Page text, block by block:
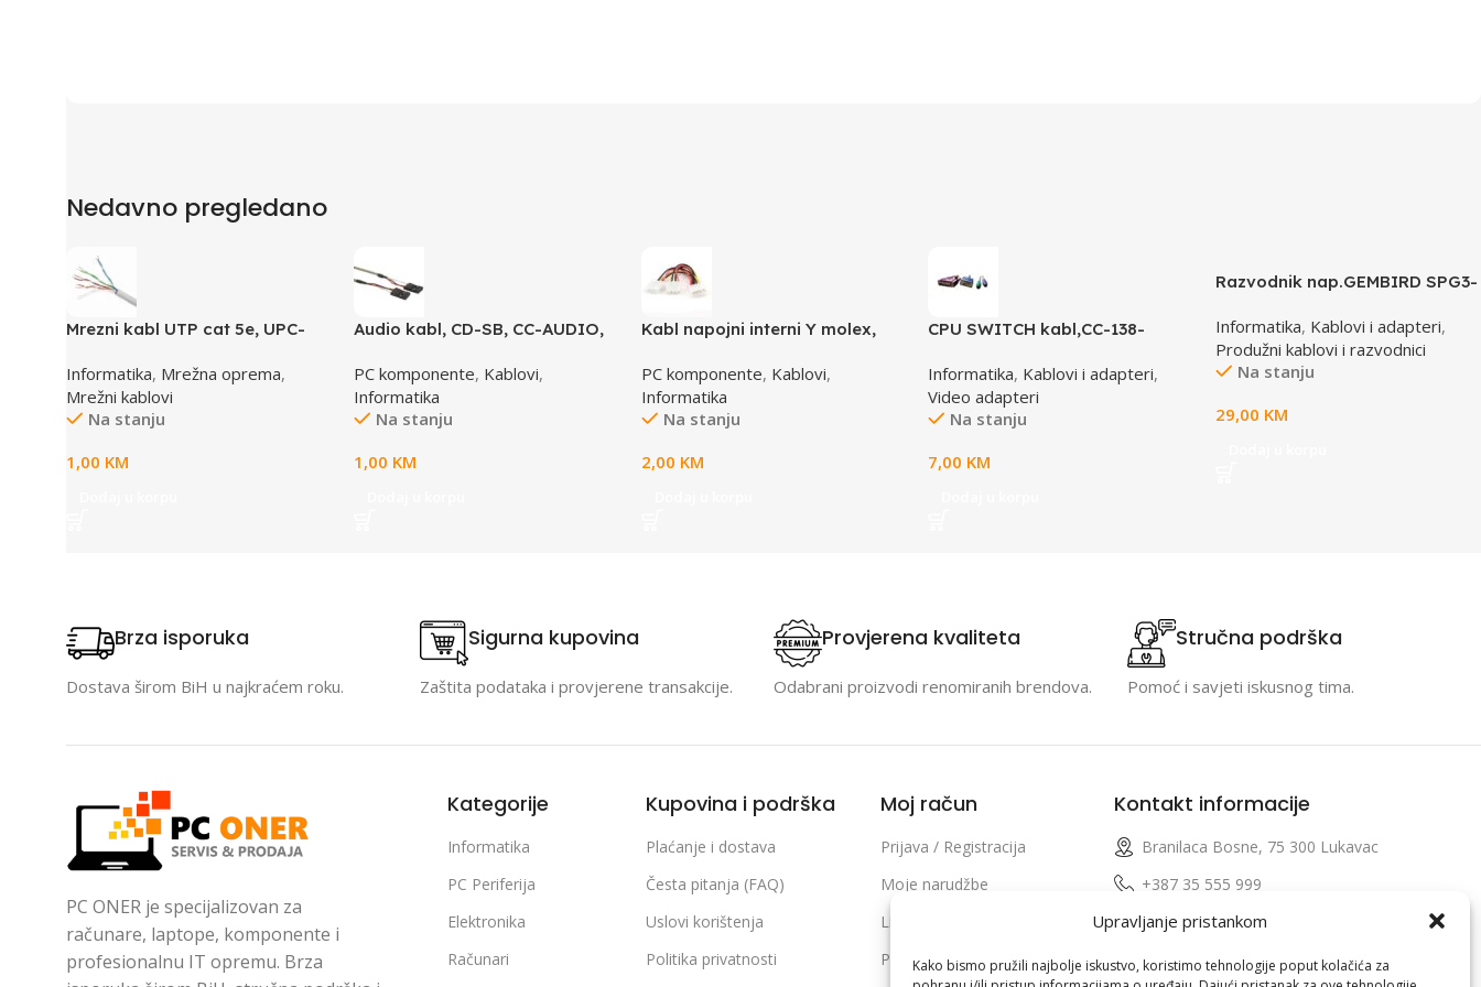
Upravljanje pristankom
Kako bismo pružili najbolje iskustvo, koristimo tehnologije poput kolačića za
Nedavno pregledano
Mrezni kabl UTP cat 5e, UPC-
Informatika, Mrežna oprema,
Mrežni kablovi
Na stanju
1,00 KM
Audio kabl, CD-SB, CC-AUDIO,
PC komponente, Kablovi,
Informatika
Na stanju
1,00 KM
Kabl napojni interni Y molex,
1x female to 2x male
PC komponente, Kablovi,
Informatika
Na stanju
2,00 KM
CPU SWITCH kabl,CC-138-
Informatika, Kablovi i adapteri,
Video adapteri
Na stanju
7,00 KM
Razvodnik nap.GEMBIRD SPG3-
4,5m, osigurač, prenaponska
zaštita
Informatika, Kablovi i adapteri,
Produžni kablovi i razvodnici
Na stanju
29,00 KM
Brza isporuka
Dostava širom BiH u najkraćem roku.
Sigurna kupovina
Zaštita podataka i provjerene transakcije.
Provjerena kvaliteta
Odabrani proizvodi renomiranih brendova.
Stručna podrška
Pomoć i savjeti iskusnog tima.
PC ONER je specijalizovan za
računare, laptope, komponente i
profesionalnu IT opremu. Brza
Kategorije
Informatika
PC Periferija
Elektronika
Računari
Kupovina i podrška
Plaćanje i dostava
Česta pitanja (FAQ)
Uslovi korištenja
Politika privatnosti
Moj račun
Prijava / Registracija
Moje narudžbe
Lista želja
Poređenje proizvoda
Kontakt informacije
Branilaca Bosne, 75 300 Lukavac
+387 35 555 999
info@pconer.ba
ID: 4210115760008